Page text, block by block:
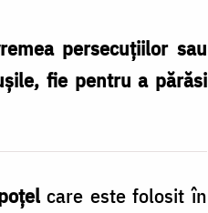
persecuțiilor sau
fie pentru a părăsi
care este folosit în